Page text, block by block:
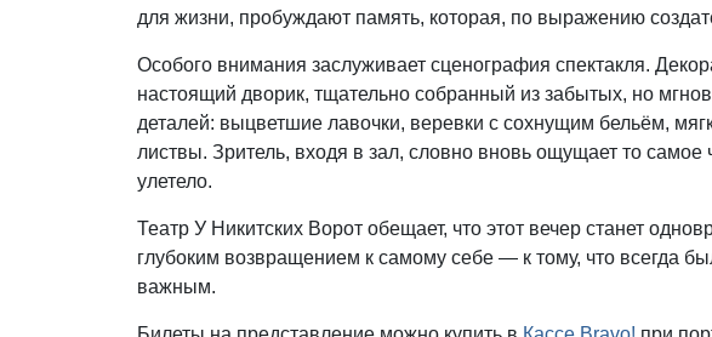
для жизни, пробуждают память, которая, по выражению
Особого внимания заслуживает сценография спектакля.
настоящий дворик, тщательно собранный из забытых, но
деталей: выцветшие лавочки, веревки с сохнущим бельём,
листвы. Зритель, входя в зал, словно вновь ощущает то самое
улетело.
Театр У Никитских Ворот обещает, что этот вечер станет
глубоким возвращением к самому себе — к тому, что всегда
важным.